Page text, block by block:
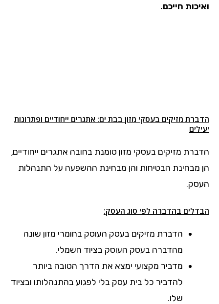
ואיכות חייכם.
הדברת מזיקים בעסקי מזון בבת ים: אתגרים ייחודיים ופתרונות
יעילים
הדברת מזיקים בעסקי מזון טומנת בחובה אתגרים ייחודיים,
הן מבחינת הבטיחות והן מבחינת ההשפעה על התנהלות
העסק.
הבדלים בהדברה לפי סוג העסק:
הדברת מזיקים בעסק העוסק בחומרי מזון שונה
מהדברה בעסק העוסק בציוד חשמלי.
מדביר מקצועי ימצא את הדרך הטובה ביותר
להדביר כל בית עסק בלי לפגוע בהתנהלותו ובציוד
שלו.